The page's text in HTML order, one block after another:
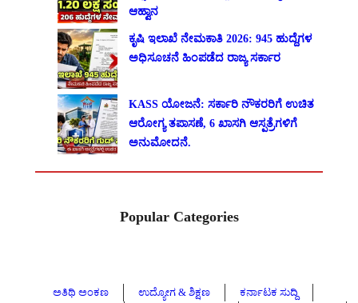
ಆಹ್ವಾನ
ಕೃಷಿ ಇಲಾಖೆ ನೇಮಕಾತಿ 2026: 945 ಹುದ್ದೆಗಳ
ಅಧಿಸೂಚನೆ ಹಿಂಪಡೆದ ರಾಜ್ಯ ಸರ್ಕಾರ
KASS ಯೋಜನೆ: ಸರ್ಕಾರಿ ನೌಕರರಿಗೆ ಉಚಿತ
ಆರೋಗ್ಯ ತಪಾಸಣೆ, 6 ಖಾಸಗಿ ಆಸ್ಪತ್ರೆಗಳಿಗೆ
ಅನುಮೋದನೆ.
Popular Categories
ಅತಿಥಿ ಅಂಕಣ ಉದ್ಯೋಗ & ಶಿಕ್ಷಣ
ಕರ್ನಾಟಕ ಸುದ್ದಿ